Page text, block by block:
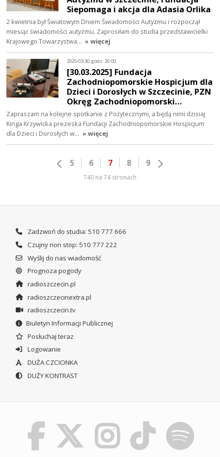
Siepomaga i akcja dla Adasia Orlika
2 kwietnia był Światowym Dniem Świadomości Autyzmu i rozpoczął
miesiąc świadomości autyzmu. Zaprosiłam do studia przedstawicielki
Krajowego Towarzystwa… » więcej
2025-03-30, godz. 20:00
[30.03.2025] Fundacja
Zachodniopomorskie Hospicjum dla
Dzieci i Dorosłych w Szczecinie, PZN
Okręg Zachodniopomorski…
Zapraszam na kolejne spotkanie z Pożytecznymi, a będą nimi dzisiaj
Kinga Krzywicka prezeska Fundacji Zachodniopomorskie Hospicjum
dla Dzieci i Dorosłych w… » więcej
5 6 7 8 9
740 na 74 stronach
Zadzwoń do studia: 510 777 666
Czujny non stop: 510 777 222
Wyślij do nas wiadomość
Prognoza pogody
radioszczecin.pl
radioszczecinextra.pl
radioszczecin.tv
Biuletyn Informacji Publicznej
Posłuchaj teraz
Logowanie
DUŻA CZCIONKA
DUŻY KONTRAST